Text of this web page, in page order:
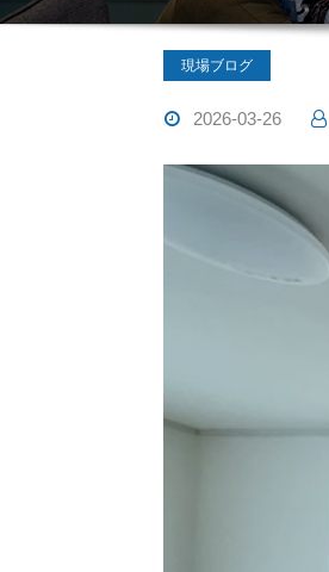
現場ブログ
2026-03-26